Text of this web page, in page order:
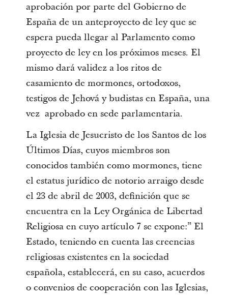
aprobación por parte del Gobierno de
España de un anteproyecto de ley que se
espera pueda llegar al Parlamento como
proyecto de ley en los próximos meses. El
mismo dará validez a los ritos de
casamiento de mormones, ortodoxos,
testigos de Jehová y budistas en España, una
vez aprobado en sede parlamentaria.
La Iglesia de Jesucristo de los Santos de los
Últimos Días, cuyos miembros son
conocidos también como mormones, tiene
el estatus jurídico de notorio arraigo desde
el 23 de abril de 2003, definición que se
encuentra en la Ley Orgánica de Libertad
Religiosa en cuyo artículo 7 se expone:” El
Estado, teniendo en cuenta las creencias
religiosas existentes en la sociedad
española, establecerá, en su caso, acuerdos
o convenios de cooperación con las Iglesias,